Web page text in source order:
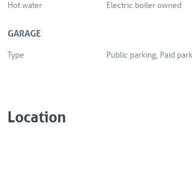
Hot water Electric boiler owned
GARAGE
Type Public parking, Paid
Location